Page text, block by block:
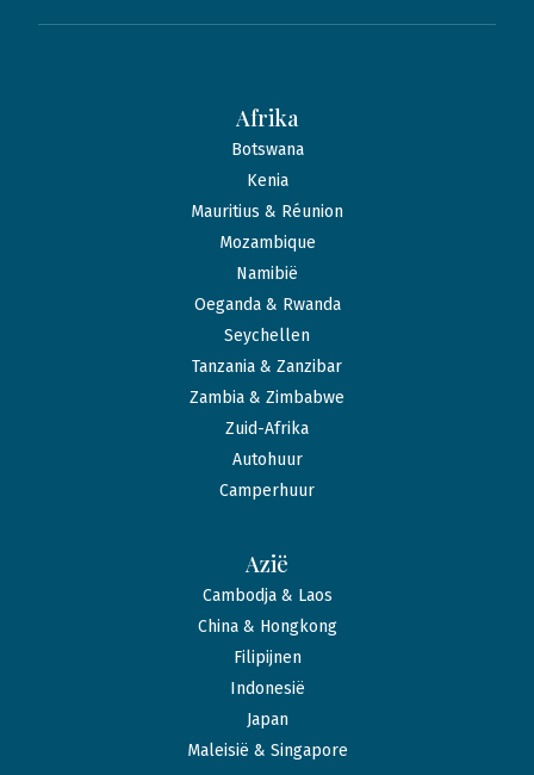
Afrika
Botswana
Kenia
Mauritius & Réunion
Mozambique
Namibië
Oeganda & Rwanda
Seychellen
Tanzania & Zanzibar
Zambia & Zimbabwe
Zuid-Afrika
Autohuur
Camperhuur
Azië
Cambodja & Laos
China & Hongkong
Filipijnen
Indonesië
Japan
Maleisië & Singapore